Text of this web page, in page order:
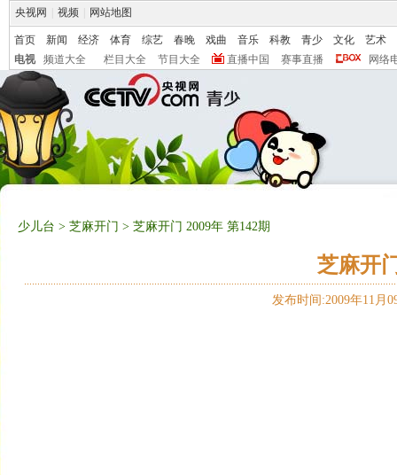
央视网 视频 网站地图
首页 新闻 经济 体育 综艺 春晚 戏曲 音乐 科教 青少 文化
艺术
电视
频道大全 栏目大全 节目大全 直播中国 赛事直播 网络
少儿台 > 芝麻开门 > 芝麻开门 2009年 第142期
芝麻开
发布时间:2009年11月